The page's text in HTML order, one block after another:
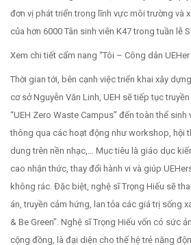
đơn vị phát triển trong lĩnh vực môi trường và
của hơn 6000 Tân sinh viên K47 trong tuần lễ
Xem chi tiết cẩm nang “Tôi – Công dân UEHer
Thời gian tới, bên cạnh việc triển khai xây
cơ sở Nguyễn Văn Linh, UEH sẽ tiếp tục
“UEH Zero Waste Campus” đến toàn thể
thông qua các hoạt động như workshop, hội
dung trên nền nhạc,… Mục tiêu là giáo dục
cao nhận thức, thay đổi hành vi và giúp
không rác. Đặc biệt, nghệ sĩ Trọng Hiếu sẽ
án, truyền cảm hứng, lan tỏa các giá trị sống
& Be Green”. Nghệ sĩ Trọng Hiếu vốn có sức
cộng đồng, là đại diện cho thế hệ trẻ năng